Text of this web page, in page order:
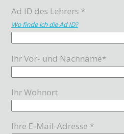
Ad ID des Lehrers *
Wo finde ich die Ad ID?
Ihr Vor- und Nachname*
Ihr Wohnort
Ihre E-Mail-Adresse *